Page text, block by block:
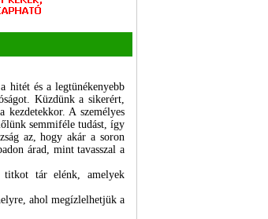
hitét és a legtünékenyebb
Küzdünk a sikerért,
kezdetekkor. A személyes
semmiféle tudást, így
az, hogy akár a soron
árad, mint tavasszal a
titkot tár elénk, amelyek
ahol megízlelhetjük a